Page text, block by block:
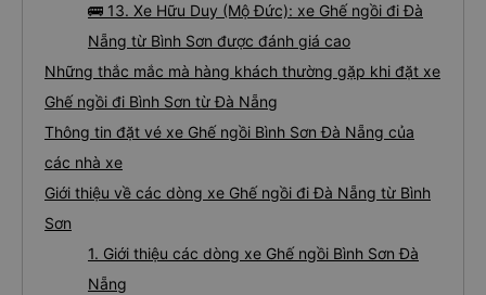
🚌 13. Xe Hữu Duy (Mộ Đức): xe Ghế ngồi đi Đà
Nẵng từ Bình Sơn được đánh giá cao
Những thắc mắc mà hàng khách thường gặp khi đặt xe
Ghế ngồi đi Bình Sơn từ Đà Nẵng
Thông tin đặt vé xe Ghế ngồi Bình Sơn Đà Nẵng của
các nhà xe
Giới thiệu về các dòng xe Ghế ngồi đi Đà Nẵng từ Bình
Sơn
1. Giới thiệu các dòng xe Ghế ngồi Bình Sơn Đà
Nẵng